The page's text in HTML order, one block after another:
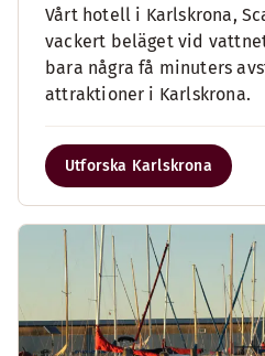
Vårt hotell i Karlskrona,
vackert beläget vid
bara några få minuters
attraktioner i Karlskrona.
Utforska Karlskrona